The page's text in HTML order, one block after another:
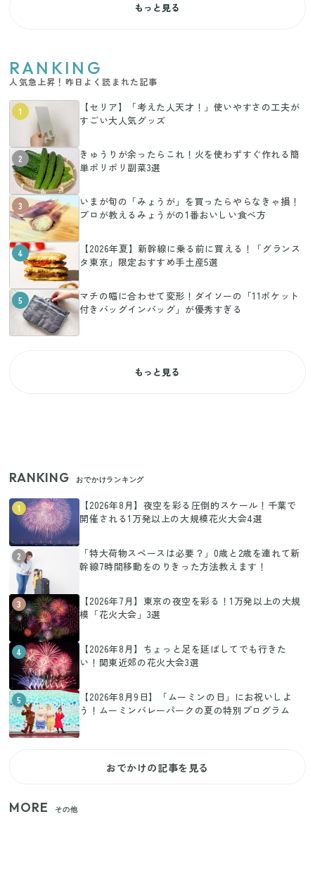
もっと見る
RANKING
人気急上昇！昨日よく読まれた記事
1
【セリア】「考えた人天才！」使いやすさの工夫が
すごい大人気グッズ
2
きゅうりが余ったらこれ！火を使わずすぐ作れる簡
単ポリポリ副菜3選
3
いまが旬の「みょうが」を買ったらやらなきゃ損！
プロが教えるみょうがの1番おいしい食べ方
4
【2026年夏】新幹線に乗る前に買える！「グランス
タ東京」限定おすすめ手土産5選
5
マチの幅に合わせて変形！ダイソーの「11ポケット
付きバッグインバッグ」が優秀すぎる
もっと見る
RANKING おでかけランキング
1
【2026年8月】夜空を彩る圧倒的スケール！千葉で
開催される1万発以上の大規模花火大会4選
2
「特大荷物スペースは必要？」0歳と2歳を連れて新
幹線7時間移動をのりきった方法教えます！
3
【2026年7月】東京の夜空を彩る！1万発以上の大規
模「花火大会」3選
4
【2026年8月】ちょっと足を延ばしてでも行きた
い！関東近郊の花火大会3選
5
【2026年8月9日】「ムーミンの日」にお祝いしよ
う！ムーミンバレーパークの夏の特別プログラム
おでかけの記事を見る
MORE その他